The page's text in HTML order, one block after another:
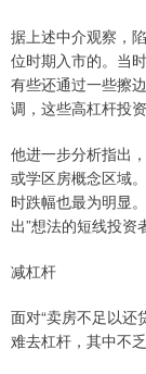
据上述中介观察，
位时期入市的。当
有些还通过一些擦
调，这些高杠杆投
他进一步分析指出
或学区房概念区域
时跌幅也最为明显
出”想法的短线投资
减杠杆
面对“卖房不足以还
难去杠杆，其中不